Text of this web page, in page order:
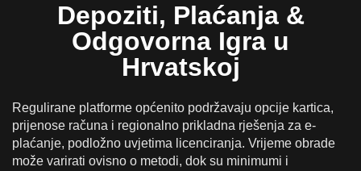
Depoziti, Plaćanja &
Odgovorna Igra u
Hrvatskoj
Regulirane platforme općenito podržavaju opcije kartica,
prijenose računa i regionalno prikladna rješenja za e-
plaćanje, podložno uvjetima licenciranja. Vrijeme obrade
može varirati ovisno o metodi, dok su minimumi i